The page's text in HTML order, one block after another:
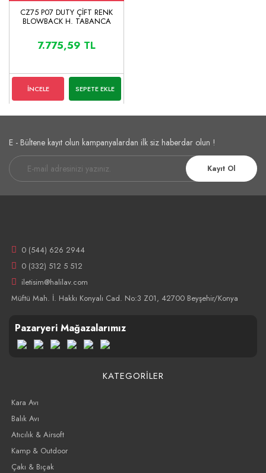
CZ75 P07 DUTY ÇİFT RENK
BLOWBACK H. TABANCA
7.775,59 TL
İNCELE SEPETE EKLE
E - Bültene kayıt olun kampanyalardan ilk siz haberdar olun !
Kayıt Ol
0 (544) 626 2944
0 (332) 512 5 512
iletisim@halilav.com
Müftü Mah. İ. Hakkı Konyalı Cad. No:3 Z01, 42700 Beyşehir/Konya
Pazaryeri Mağazalarımız
KATEGORİLER
Kara Avı
Balık Avı
Atıcılık & Airsoft
Kamp & Outdoor
Çakı & Bıçak